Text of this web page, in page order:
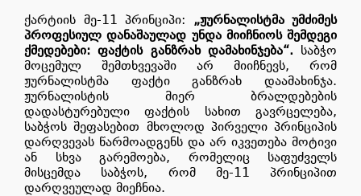
ქარტიის მე-11 პრინციპი:
„ჟურნალისტმა უმძიმეს
პროფესიულ დანაშაულად უნდა მიიჩნიოს შემდეგი
ქმედებები: ფაქტის განზრახ დამახინჯება“. საბჭო
მოცემულ შემთხვევაში არ მიიჩნევს, რომ
ჟურნალისტმა ფაქტი განზრახ დაამახინჯა.
ჟურნალისტის მიერ ბრალდებების
დადასტურებული ფაქტის სახით გავრცელება,
საბჭოს შეფასებით მხოლოდ პირველი პრინციპის
დარღვევას წარმოადგენს და არ იკვეთება მოტივი
ან სხვა გარემოება, რომელიც საფუძველს
მისცემდა საბჭოს, რომ მე-11 პრინციპით
დარღვეულად მიეჩნია.